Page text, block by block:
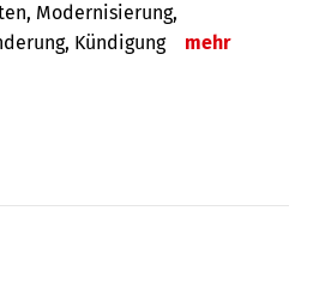
Modernisierung,
Kündigung
mehr